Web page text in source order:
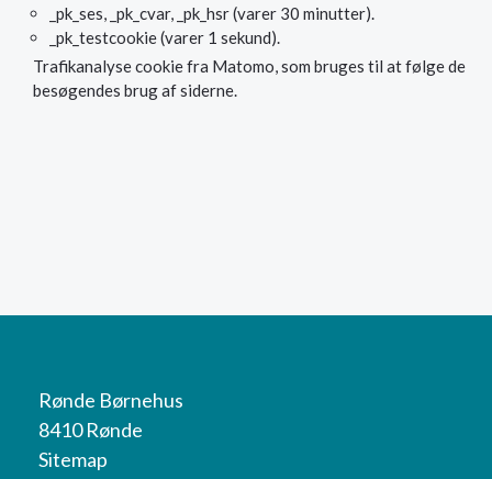
_pk_ses, _pk_cvar, _pk_hsr (varer 30 minutter).
_pk_testcookie (varer 1 sekund).
Trafikanalyse cookie fra Matomo, som bruges til at følge de
besøgendes brug af siderne.
Rønde Børnehus
8410 Rønde
Sitemap